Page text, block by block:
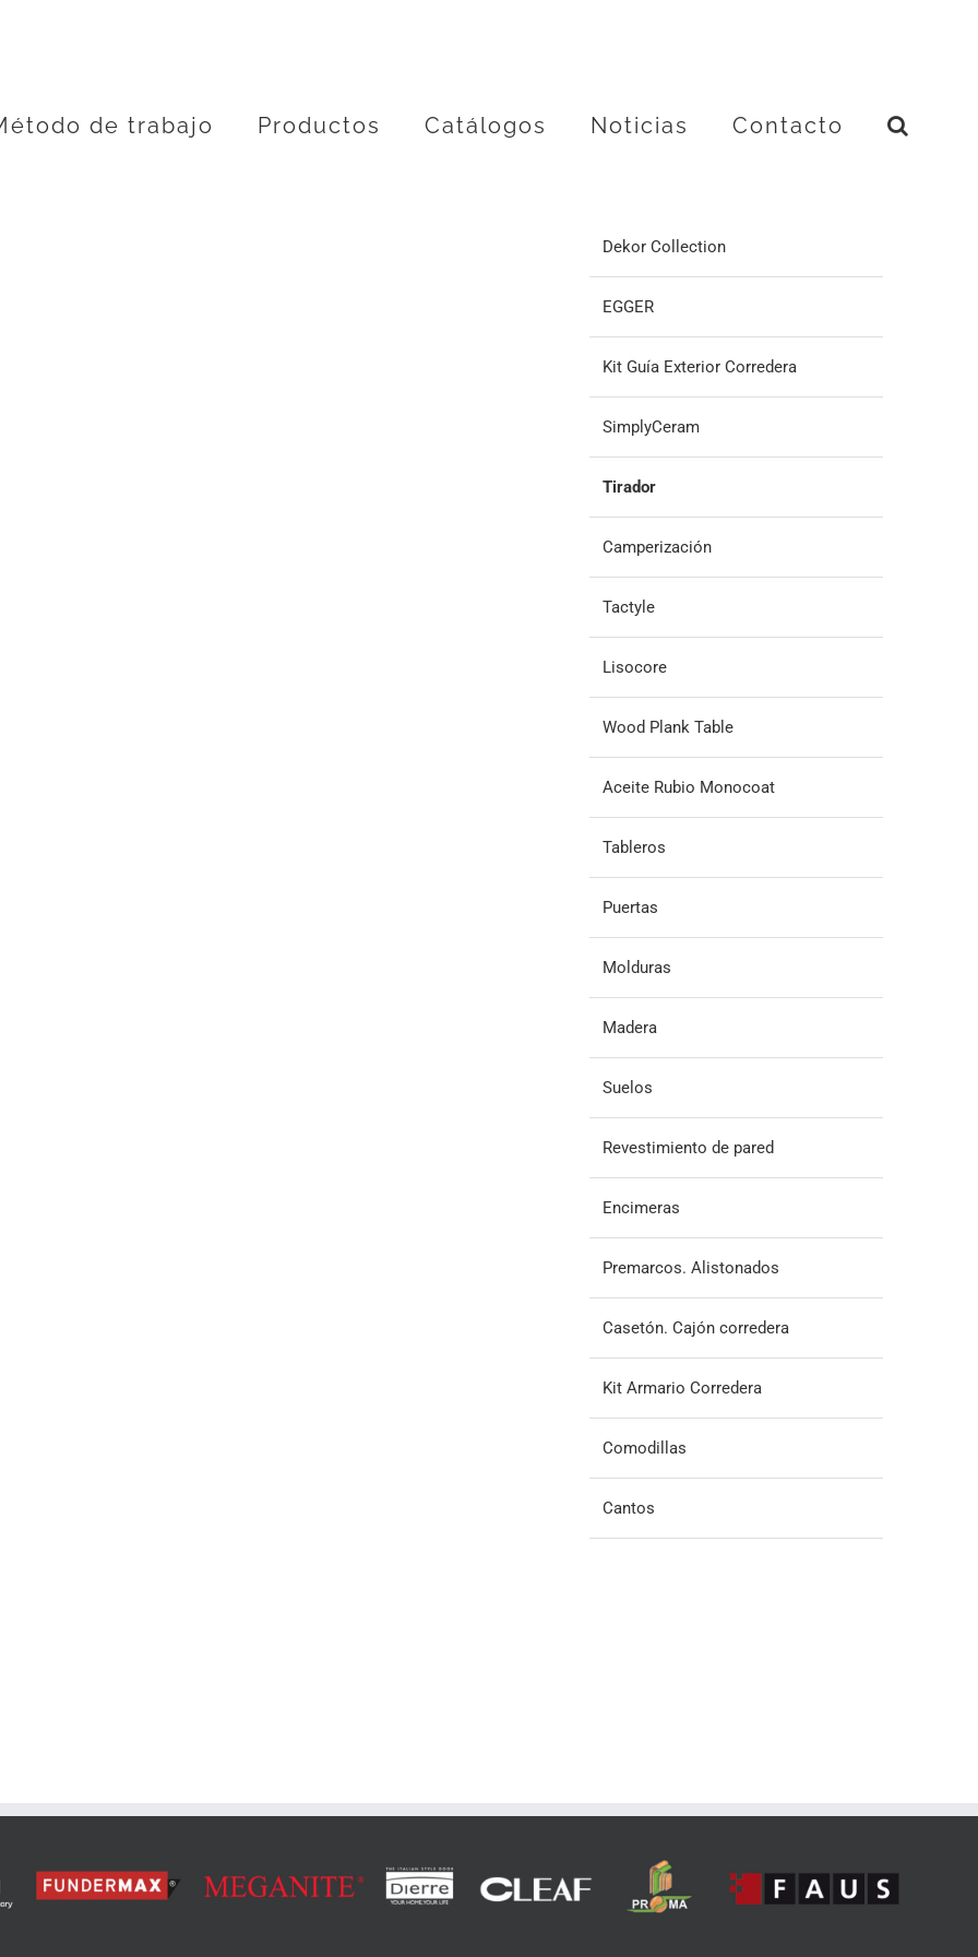
de trabajo Productos Catálogos Noticias Contacto
Dekor Collection
EGGER
Kit Guía Exterior Corredera
SimplyCeram
Tirador
Camperización
Tactyle
Lisocore
Wood Plank Table
Aceite Rubio Monocoat
Tableros
Puertas
Molduras
Madera
Suelos
Revestimiento de pared
Encimeras
Premarcos. Alistonados
Casetón. Cajón corredera
Kit Armario Corredera
Comodillas
Cantos